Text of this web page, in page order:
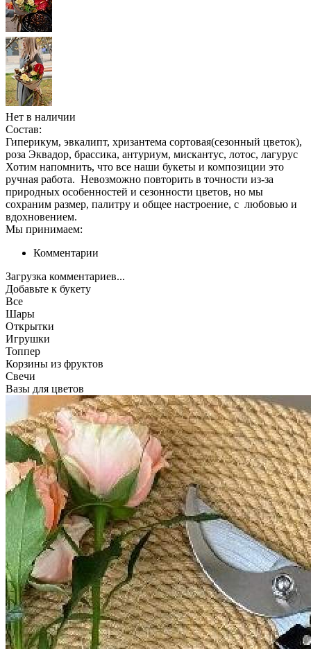
Нет в наличии
Состав:
Гиперикум, эвкалипт, хризантема сортовая(сезонный цветок),
роза Эквадор, брассика, антуриум, мискантус, лотос, лагурус
Хотим напомнить, что все наши букеты и композиции это
ручная работа. Невозможно повторить в точности из-за
природных особенностей и сезонности цветов, но мы
сохраним размер, палитру и общее настроение, с любовью и
вдохновением.
Мы принимаем:
Комментарии
Загрузка комментариев...
Добавьте к букету
Все
Шары
Открытки
Игрушки
Топпер
Корзины из фруктов
Свечи
Вазы для цветов